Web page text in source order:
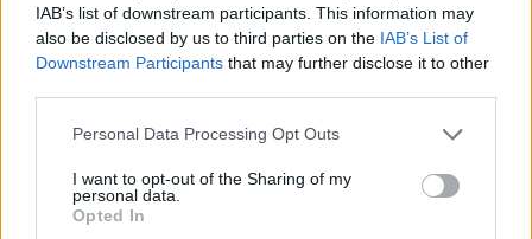
IAB’s list of downstream participants. This information may
also be disclosed by us to third parties on the IAB’s List of
Downstream Participants that may further disclose it to other
Please note that this website/app uses one or more Google
not limited to your visit or usage behaviour. You may click to
grant or deny consent to Google and its third-party tags to
use your data for below specified purposes in below Google
Personal Data Processing Opt Outs
I want to opt-out of the Sharing of my
personal data.
Opted In